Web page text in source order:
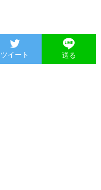
ツイート 送る